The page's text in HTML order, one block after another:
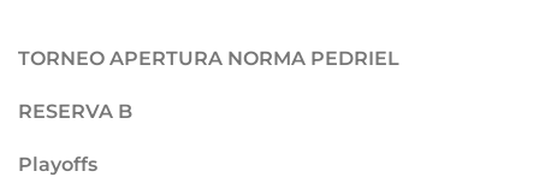
TORNEO APERTURA NORMA PEDRIEL
RESERVA B
Playoffs